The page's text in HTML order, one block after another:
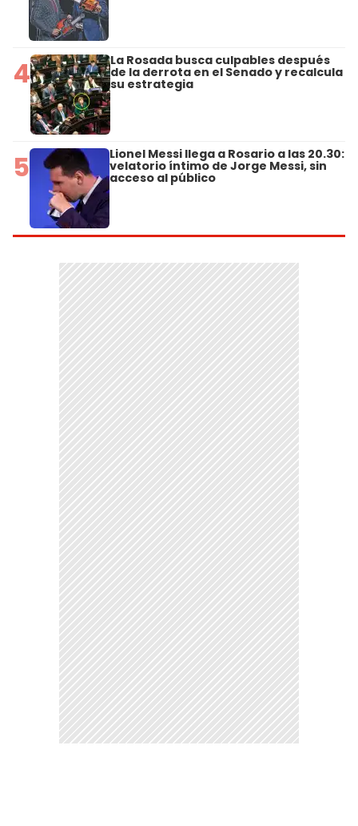
4 La Rosada busca culpables después
de la derrota en el Senado y recalcula
su estrategia
5 Lionel Messi llega a Rosario a las 20.30:
velatorio íntimo de Jorge Messi, sin
acceso al público